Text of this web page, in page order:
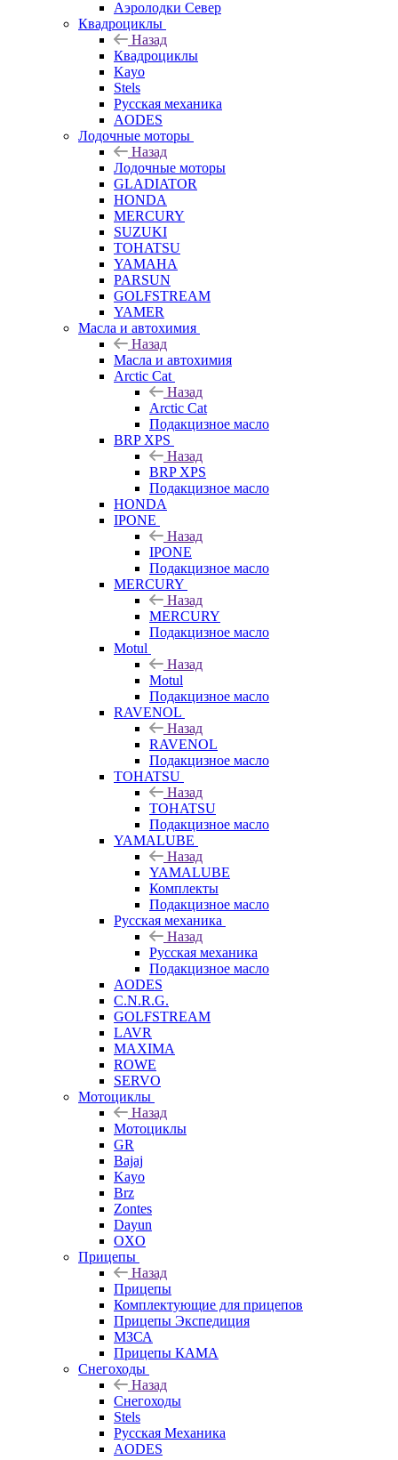
Аэролодки Север
Квадроциклы
Назад
Квадроциклы
Kayo
Stels
Русская механика
AODES
Лодочные моторы
Назад
Лодочные моторы
GLADIATOR
HONDA
MERCURY
SUZUKI
TOHATSU
YAMAHA
PARSUN
GOLFSTREAM
YAMER
Масла и автохимия
Назад
Масла и автохимия
Arctic Cat
Назад
Arctic Cat
Подакцизное масло
BRP XPS
Назад
BRP XPS
Подакцизное масло
HONDA
IPONE
Назад
IPONE
Подакцизное масло
MERCURY
Назад
MERCURY
Подакцизное масло
Motul
Назад
Motul
Подакцизное масло
RAVENOL
Назад
RAVENOL
Подакцизное масло
TOHATSU
Назад
TOHATSU
Подакцизное масло
YAMALUBE
Назад
YAMALUBE
Комплекты
Подакцизное масло
Русская механика
Назад
Русская механика
Подакцизное масло
AODES
C.N.R.G.
GOLFSTREAM
LAVR
MAXIMA
ROWE
SERVO
Мотоциклы
Назад
Мотоциклы
GR
Bajaj
Kayo
Brz
Zontes
Dayun
OXO
Прицепы
Назад
Прицепы
Комплектующие для прицепов
Прицепы Экспедиция
МЗСА
Прицепы КАМА
Снегоходы
Назад
Снегоходы
Stels
Русская Механика
AODES